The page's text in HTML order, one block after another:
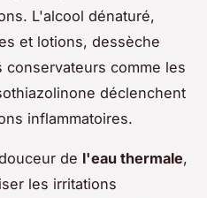
L'alcool dénaturé,
et lotions, dessèche
conservateurs comme les
déclenchent
inflammatoires.
de l'eau thermale,
les irritations